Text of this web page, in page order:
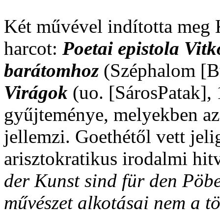
Két művével indította meg
harcot: Poetai epistola
barátomhoz (Széphalom
Virágok (uo.
gyűjteménye, melyekben
jellemzi. Goethétől vett
arisztokratikus irodalmi
der Kunst sind für den
művészet alkotásai nem a